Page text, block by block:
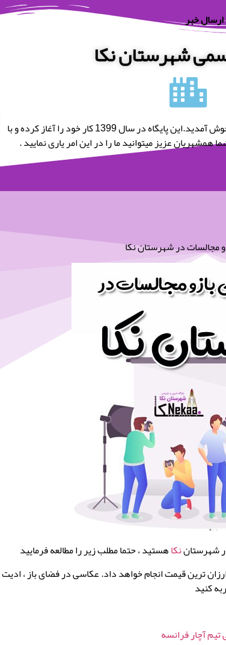
ارسال خبر
شهرستان نکا
به پایگاه خبری و تفریحی شهرستان نکا خوش آمدید.این پایگاه در سال 1399 کار خود را آغاز کرده و با
عزیز میتوانید ما را در این امر یاری نمایید .
مجالسات در شهرستان نکا
شهرستاننکاهستید ، حتما مطلب زیر را مطالعه فرمایید
ترین قیمت انجام خواهد داد. عکاسی در فضای باز ، ادیت
کنید
آچار فرانسه